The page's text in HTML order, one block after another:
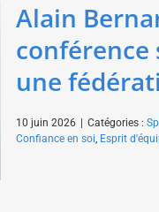
Alain
une
10 juin 2026 | Catégories :
Confiance en soi Esprit